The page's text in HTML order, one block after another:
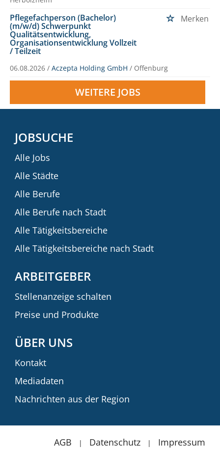
Pflegefachperson (Bachelor)
(m/w/d) Schwerpunkt
Qualitätsentwicklung,
Organisationsentwicklung Vollzeit
/ Teilzeit
Merken
06.08.2026 / Aczepta Holding GmbH / Offenburg
WEITERE JOBS
JOBSUCHE
Alle Jobs
Alle Städte
Alle Berufe
Alle Berufe nach Stadt
Alle Tätigkeitsbereiche
Alle Tätigkeitsbereiche nach Stadt
ARBEITGEBER
Stellenanzeige schalten
Preise und Produkte
ÜBER UNS
Kontakt
Mediadaten
Nachrichten aus der Region
AGB | Datenschutz | Impressum